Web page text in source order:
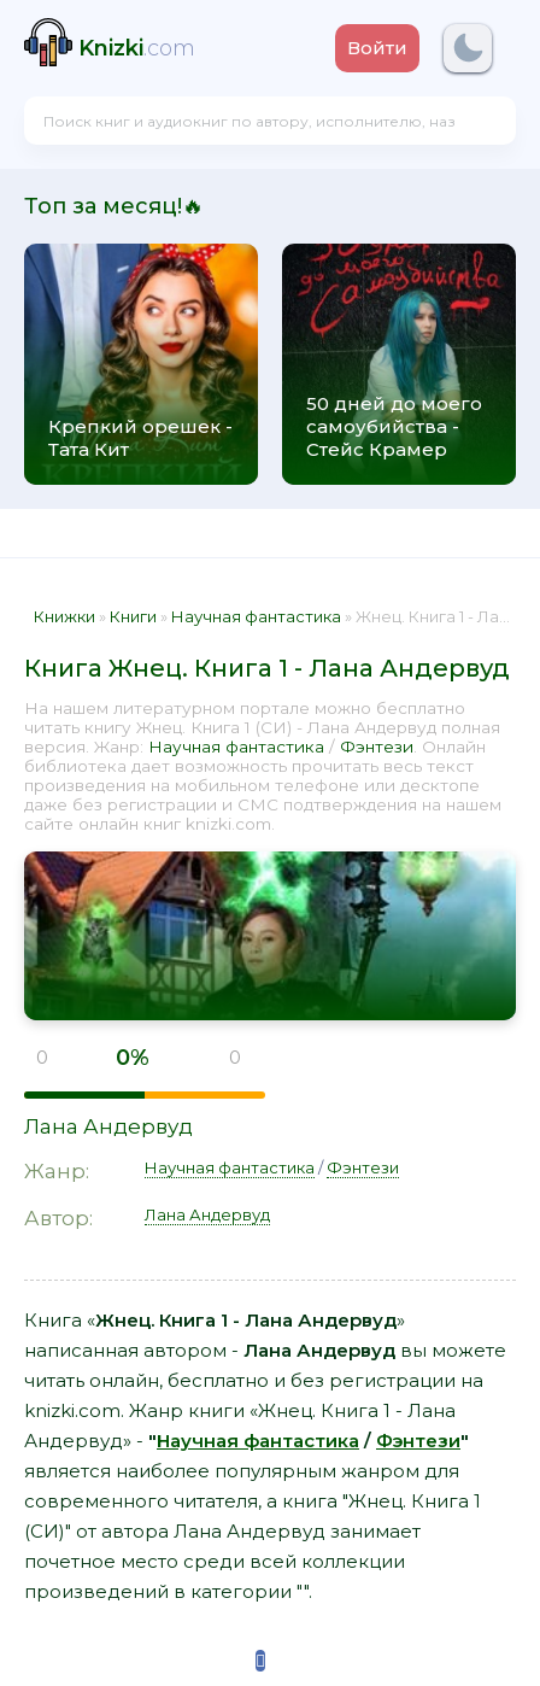
Knizki.com Войти
Топ за месяц!🔥
Крепкий орешек -
Тата Кит
50 дней до моего
самоубийства -
Стейс Крамер
Книжки » Книги » Научная фантастика » Жнец. Книга 1 - Лана Андервуд 📕 - Книга онлайн бесплатно
Книга Жнец. Книга 1 - Лана Андервуд
На нашем литературном портале можно бесплатно
читать книгу Жнец. Книга 1 (СИ) - Лана Андервуд полная
версия. Жанр: Научная фантастика / Фэнтези . Онлайн
библиотека дает возможность прочитать весь текст
произведения на мобильном телефоне или десктопе
даже без регистрации и СМС подтверждения на нашем
сайте онлайн книг knizki.com.
0 0% 0
Лана Андервуд
Жанр:
Научная фантастика /Фэнтези
Автор: Лана Андервуд
Книга «Жнец. Книга 1 - Лана Андервуд»
написанная автором - Лана Андервуд вы можете
читать онлайн, бесплатно и без регистрации на
knizki.com. Жанр книги «Жнец. Книга 1 - Лана
Андервуд» - "Научная фантастика / Фэнтези"
является наиболее популярным жанром для
современного читателя, а книга "Жнец. Книга 1
(СИ)" от автора Лана Андервуд занимает
почетное место среди всей коллекции
произведений в категории "".